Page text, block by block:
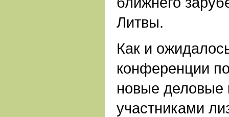
Литвы.
Как и
конференции
новые деловые
участниками